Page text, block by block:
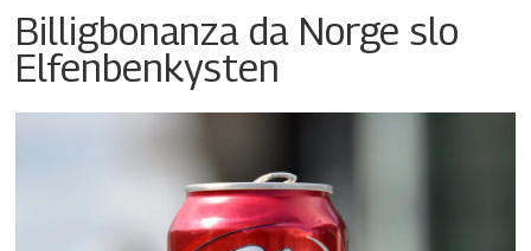
Billigbonanza da Norge slo
Elfenbenkysten